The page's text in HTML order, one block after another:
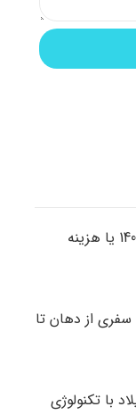
هزینه عمل اسلیو در سال 1404 یا هزینه
سفری از دهان تا
با تکنولوژی